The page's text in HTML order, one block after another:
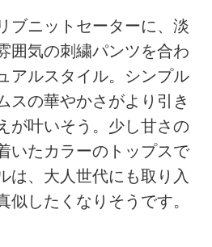
ブニットセーターに、淡
囲気の刺繍パンツを合わ
アルスタイル。シンプル
スの華やかさがより引き
が叶いそう。少し甘さの
いたカラーのトップスで
は、大人世代にも取り入
似したくなりそうです。